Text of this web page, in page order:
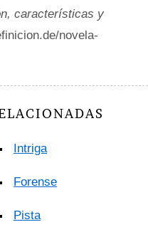
características y
novela-
Intriga
Forense
Pista